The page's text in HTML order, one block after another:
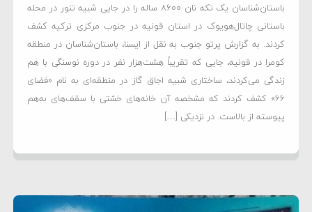
باستان‌شناسان یک تکه نان ۸۶۰۰ ساله را در جایی شبیه تنور در محله
باستانی چاتال‌هویوک در استان قونیه در جنوب مرکزی ترکیه کشف
کردند. به گزارش پرتو جنوب به نقل از ایسنا، باستان‌شناسان در منطقه
کومرا در قونیه، جایی که تقریباً هشت‌هزار نفر در دوره نوسنگی با هم
زندگی می‌کردند، ساختاری شبیه اجاق گاز در منطقه‌ای به نام «فضای
۶۶» کشف کردند که مشخصه آن خانه‌های خشتی با سقف‌های به‌هم
پیوسته از بالاست. در نزدیکی […]